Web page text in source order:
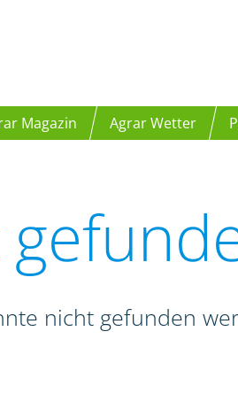
Magazin Agrar Wetter
nicht gefunden